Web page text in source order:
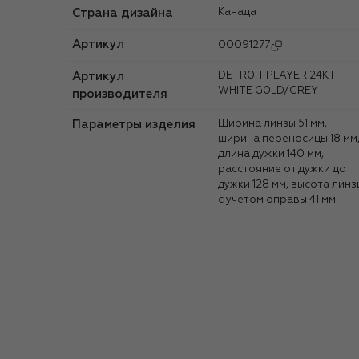
Страна дизайна Канада
Артикул 00091277
Артикул
производителя
DETR0IT PLAYER 24KT
WHITE G0LD/GREY
Параметры изделия
Ширина линзы 51 мм,
ширина переносицы 18 мм,
длина дужки 140 мм,
расстояние от дужки до
дужки 128 мм, высота
с учетом оправы 41 мм.